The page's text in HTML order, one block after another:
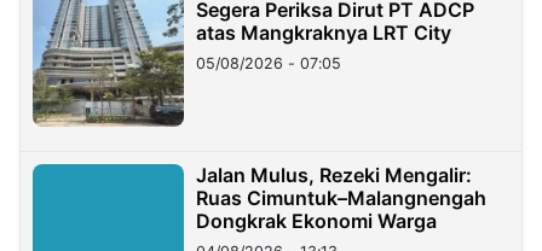
Segera Periksa Dirut PT ADCP
atas Mangkraknya LRT City
05/08/2026 - 07:05
Jalan Mulus, Rezeki Mengalir:
Ruas Cimuntuk–Malangnengah
Dongkrak Ekonomi Warga